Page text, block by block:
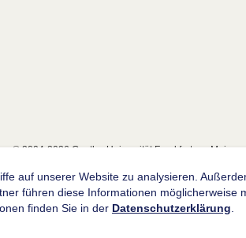
© 2004-2026 Goethe-Universität Frankfurt am Main
auf unserer Website zu analysieren.
führen diese Informationen möglicherweise
finden Sie in der Datenschutzerklärung